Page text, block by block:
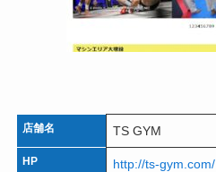
店舗名 TS GYM
HP http://ts-gym.com/